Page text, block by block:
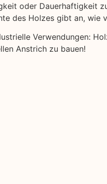
oder Dauerhaftigkeit
des Holzes gibt an, wie
Verwendungen:
Anstrich zu bauen!